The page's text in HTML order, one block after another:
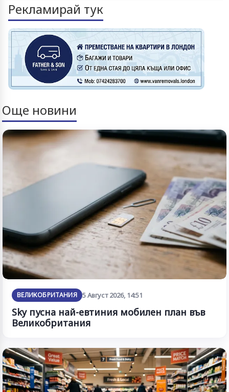
Рекламирай тук
Още новини
ВЕЛИКОБРИТАНИЯ 5 Август 2026, 14:51
Sky пусна най-евтиния мобилен план във
Великобритания